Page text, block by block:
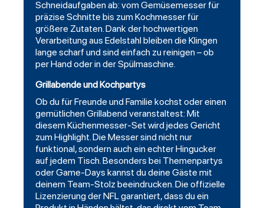
Schneidaufgaben ab: vom Gemüsemesser für
präzise Schnitte bis zum Kochmesser für
größere Zutaten. Dank der hochwertigen
Verarbeitung aus Edelstahl bleiben die Klingen
lange scharf und sind einfach zu reinigen – ob
per Hand oder in der Spülmaschine.
Grillabende und Kochpartys
Ob du für Freunde und Familie kochst oder einen
gemütlichen Grillabend veranstaltest: Mit
diesem Küchenmesser-Set wird jedes Gericht
zum Highlight. Die Messer sind nicht nur
funktional, sondern auch ein echter Hingucker
auf jedem Tisch. Besonders bei Themenpartys
oder Game-Days kannst du deine Gäste mit
deinem Team-Stolz beeindrucken. Die offizielle
Lizenzierung der NFL garantiert, dass du ein